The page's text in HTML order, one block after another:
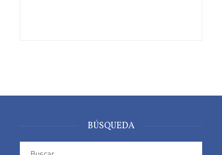
BÚSQUEDA
Buscar: